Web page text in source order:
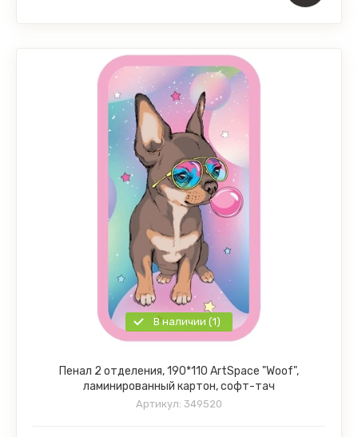
В наличии (1)
Пенал 2 отделения, 190*110 ArtSpace "Woof",
ламинированный картон, софт-тач
Артикул: 349520